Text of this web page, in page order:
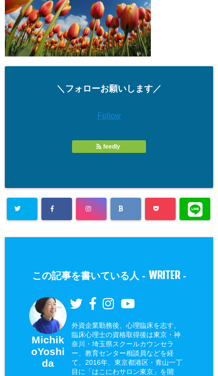
＼フォローお願いします／
Follow
feedly
この記事を書いている人 - WRITER-
Michik
oYoshi
da
外資企業勤務後、心理臨床を志す。
臨床心理士の資格取得後は東京・神
奈川・埼玉県スクールカウンセラ
ー、教育センター相談員などを経
て、2016年、東京都港区・青山一丁
目に「はこにわサロン東京」を開